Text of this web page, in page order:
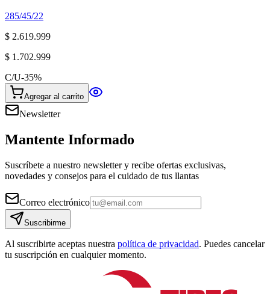
285/45/22
$ 2.619.999
$ 1.702.999
C/U-35%
Agregar al carrito
Newsletter
Mantente Informado
Suscríbete a nuestro newsletter y recibe ofertas exclusivas,
novedades y consejos para el cuidado de tus llantas
Correo electrónico
Suscribirme
Al suscribirte aceptas nuestra política de privacidad. Puedes cancelar
tu suscripción en cualquier momento.